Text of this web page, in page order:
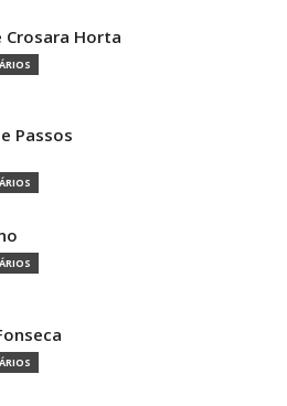
Crosara Horta
Passos